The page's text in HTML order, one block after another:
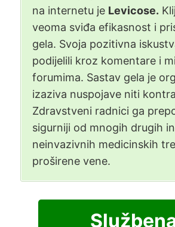
na internetu je Levicose.
veoma sviđa efikasnost i
gela. Svoja pozitivna
podijelili kroz komentare i
forumima. Sastav gela je
izaziva nuspojave niti
Zdravstveni radnici ga
sigurniji od mnogih drugih
neinvazivnih medicinskih
proširene vene.